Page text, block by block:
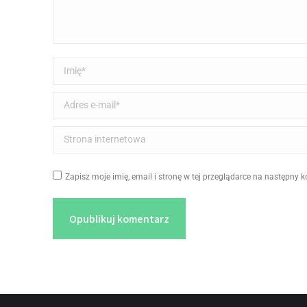
Imię *
Adres e-mail *
Strona internetowa
Zapisz moje imię, email i stronę w tej przeglądarce na następny
Opublikuj komentarz